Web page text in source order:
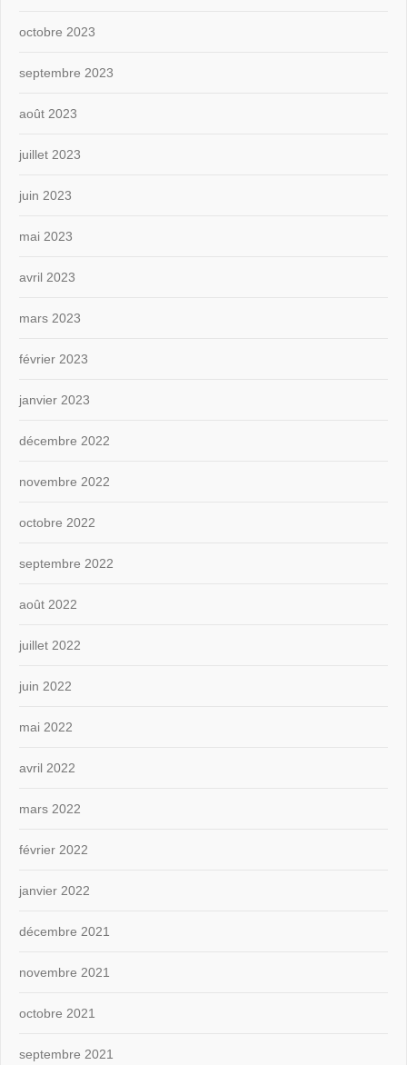
octobre 2023
septembre 2023
août 2023
juillet 2023
juin 2023
mai 2023
avril 2023
mars 2023
février 2023
janvier 2023
décembre 2022
novembre 2022
octobre 2022
septembre 2022
août 2022
juillet 2022
juin 2022
mai 2022
avril 2022
mars 2022
février 2022
janvier 2022
décembre 2021
novembre 2021
octobre 2021
septembre 2021